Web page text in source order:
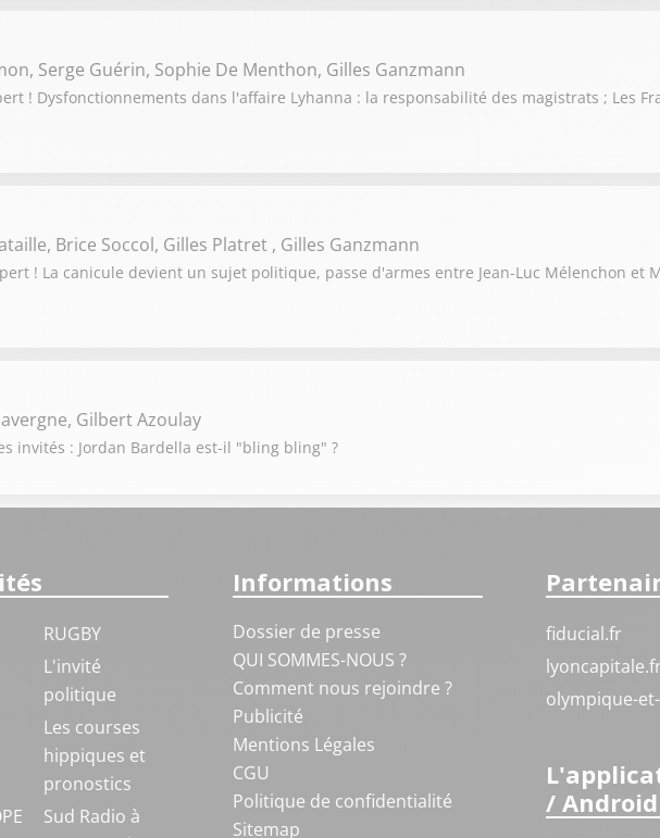
Serge Guérin, Sophie De Menthon, Gilles Ganzmann
! Dysfonctionnements dans l'affaire Lyhanna : la responsabilité des magistrats ; Les
Brice Soccol, Gilles Platret , Gilles Ganzmann
! La canicule devient un sujet politique, passe d'armes entre Jean-Luc Mélenchon et
Gilbert Azoulay
invités : Jordan Bardella est-il "bling bling" ?
RUGBY
L'invité
politique
Les courses
hippiques et
pronostics
Sud Radio à
Informations
Dossier de presse
QUI SOMMES-NOUS ?
Comment nous rejoindre ?
Publicité
Mentions Légales
CGU
Politique de confidentialité
Sitemap
fiducial.fr
lyoncapitale.fr
olympique-
/ Android